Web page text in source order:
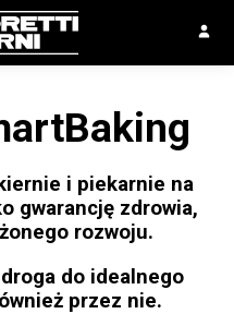
i piekarnie na
gwarancję zdrowia,
rozwoju.
do idealnego
przez nie.